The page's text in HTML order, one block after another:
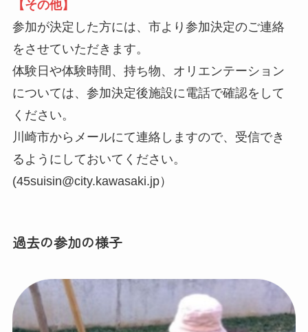
【その他】
参加が決定した方には、市より参加決定のご連絡
をさせていただきます。
体験日や体験時間、持ち物、オリエンテーション
については、参加決定後施設に電話で確認をして
ください。
川崎市からメールにて連絡しますので、受信でき
るようにしておいてください。
(45suisin@city.kawasaki.jp）
過去の参加の様子